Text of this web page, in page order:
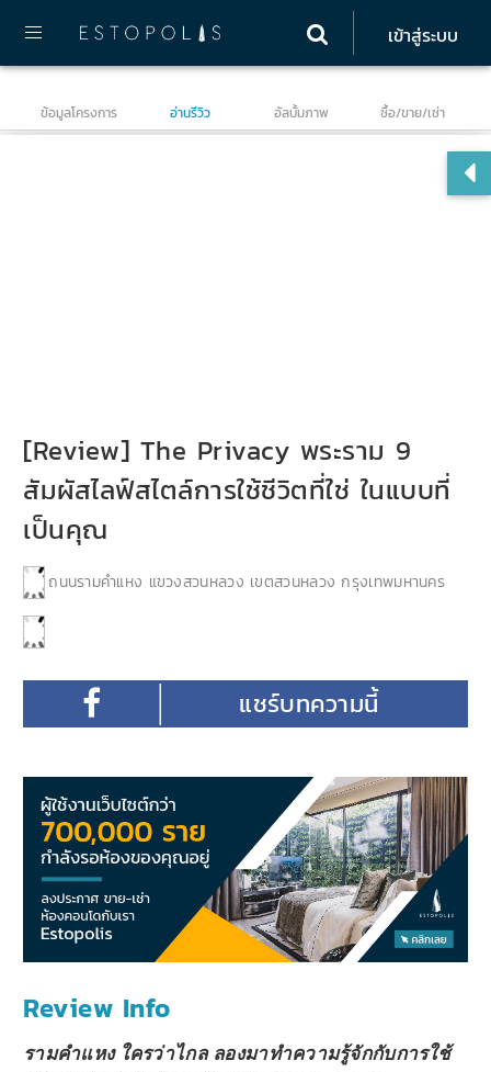
เข้าสู่ระบบ
ข้อมูลโครงการ อ่านรีวิว อัลบั้มภาพ ซื้อ/ขาย/เช่า
เ
[Review] The Privacy พระราม 9
สัมผัสไลฟ์สไตล์การใช้ชีวิตที่ใช่ ในแบบที่
เป็นคุณ
ถนนรามคำแหง แขวงสวนหลวง เขตสวนหลวง กรุงเทพมหานคร
Review Info
รามคำแหง ใครว่าไกล ลองมาทำความรู้จักกับการใช้